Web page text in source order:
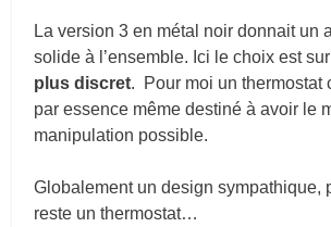
La version 3 en métal noir donnait un
solide à l’ensemble. Ici le choix est
plus discret. Pour moi un thermostat
par essence même destiné à avoir le
manipulation possible.
Globalement un design sympathique,
reste un thermostat…